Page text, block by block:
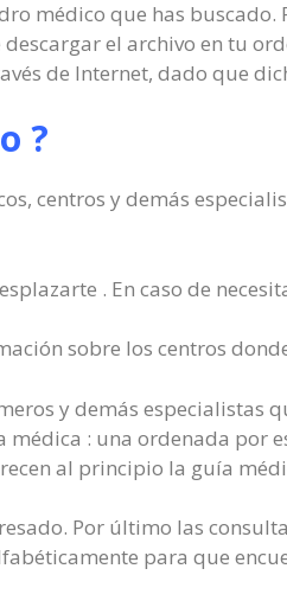
médico que has
el archivo en tu
de Internet, dado que
?
centros y demás
. En caso de
sobre los centros
y demás especialistas
médica : una ordenada por
al principio la guía
Por último las
para que